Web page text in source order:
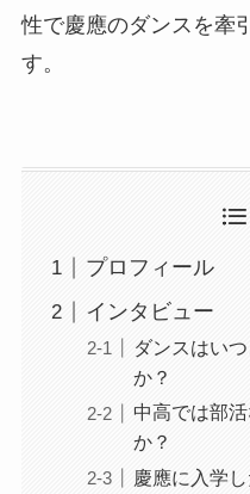
性で慶應のダンスを牽
す。
プロフィール
インタビュー
ダンスはい
か？
中高では部
か？
慶應に入学